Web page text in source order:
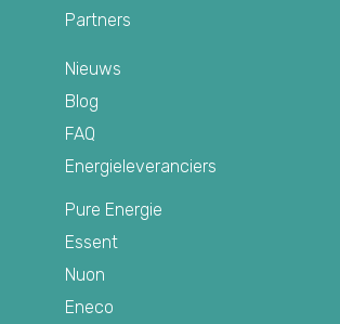
Partners
Nieuws
Blog
FAQ
Energieleveranciers
Pure Energie
Essent
Nuon
Eneco